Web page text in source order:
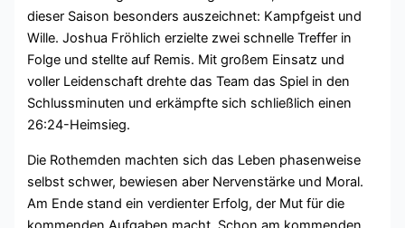
dieser Saison besonders auszeichnet: Kampfgeist und
Wille. Joshua Fröhlich erzielte zwei schnelle Treffer in
Folge und stellte auf Remis. Mit großem Einsatz und
voller Leidenschaft drehte das Team das Spiel in den
Schlussminuten und erkämpfte sich schließlich einen
26:24-Heimsieg.
Die Rothemden machten sich das Leben phasenweise
selbst schwer, bewiesen aber Nervenstärke und Moral.
Am Ende stand ein verdienter Erfolg, der Mut für die